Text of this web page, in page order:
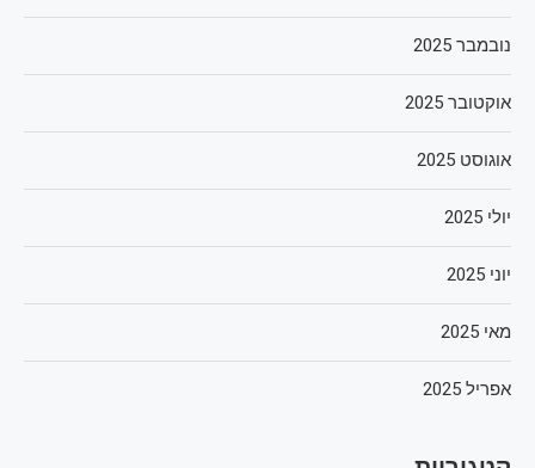
נובמבר 2025
אוקטובר 2025
אוגוסט 2025
יולי 2025
יוני 2025
מאי 2025
אפריל 2025